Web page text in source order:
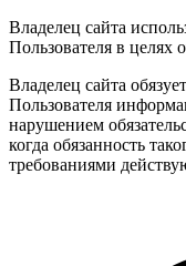
Владелец сайта
Пользователя в целях
Владелец сайта
Пользователя
нарушением
когда обязанность
требованиями